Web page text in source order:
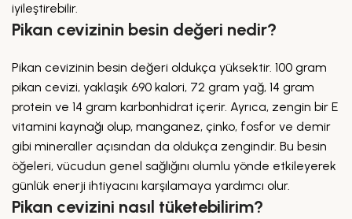
iyileştirebilir.
Pikan cevizinin besin değeri nedir?
Pikan cevizinin besin değeri oldukça yüksektir. 100 gram
pikan cevizi, yaklaşık 690 kalori, 72 gram yağ, 14 gram
protein ve 14 gram karbonhidrat içerir. Ayrıca, zengin bir E
vitamini kaynağı olup, manganez, çinko, fosfor ve demir
gibi mineraller açısından da oldukça zengindir. Bu besin
öğeleri, vücudun genel sağlığını olumlu yönde etkileyerek
günlük enerji ihtiyacını karşılamaya yardımcı olur.
Pikan cevizini nasıl tüketebilirim?